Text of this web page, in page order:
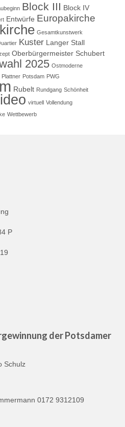
Block III Block IV
Entwürfe Europakirche
Gesamtkunstwerk
Kuster Langer Stall
Oberbürgermeister Schubert
2025 Ostmoderne
Plattner Potsdam PWG
Rubelt Rundgang Schönheit
virtuell Vollendung
Wettbewerb
P
der Potsdamer
Schulz
0172 9312109